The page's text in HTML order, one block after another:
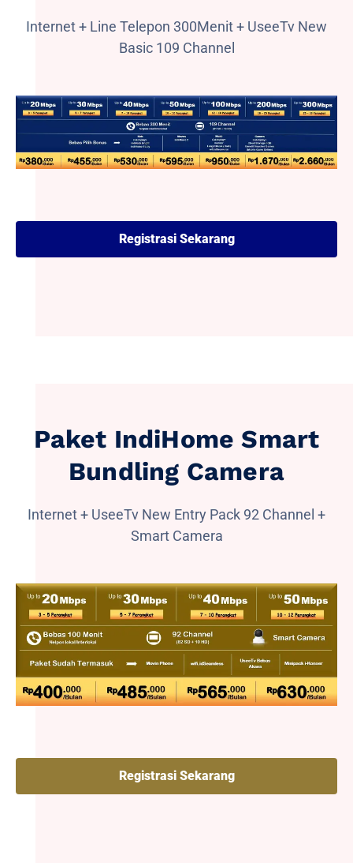
Internet + Line Telepon 300Menit + UseeTv New
Basic 109 Channel
Registrasi Sekarang
Paket IndiHome Smart
Bundling Camera
Internet + UseeTv New Entry Pack 92 Channel +
Smart Camera
Registrasi Sekarang